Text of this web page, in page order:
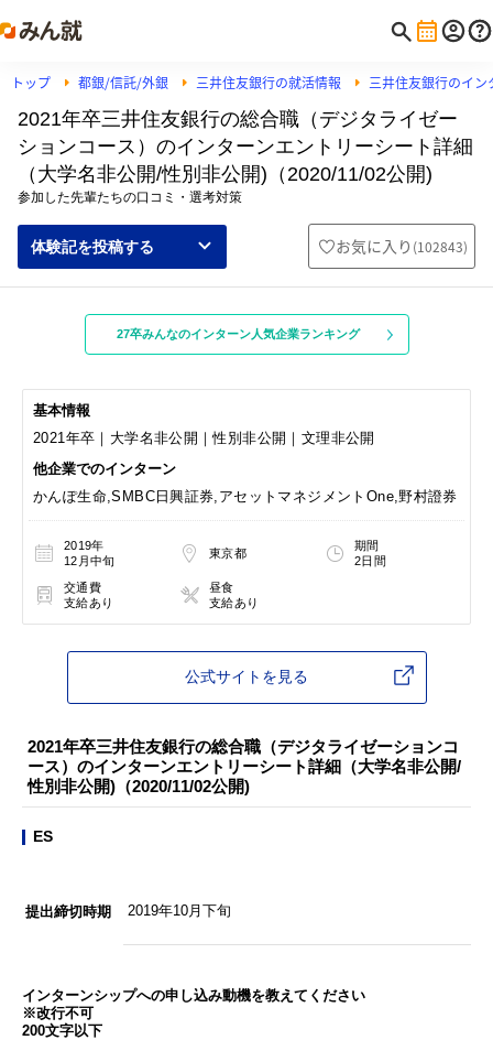
トップ 都銀/信託/外銀 三井住友銀行の就活情報 三井住友銀行のイン
2021年卒三井住友銀行の総合職（デジタライゼー
ションコース）のインターンエントリーシート詳細
（大学名非公開/性別非公開)（2020/11/02公開)
参加した先輩たちの口コミ・選考対策
体験記を投稿する お気に入り (102843)
27卒みんなのインターン人気企業ランキング
基本情報
2021年卒｜大学名非公開｜性別非公開｜文理非公開
他企業でのインターン
かんぽ生命,SMBC日興証券,アセットマネジメントOne,野村證券
2019年
12月中旬
東京都
期間
2日間
交通費
支給あり
昼食
支給あり
公式サイトを見る
2021年卒三井住友銀行の総合職（デジタライゼーションコ
ース）のインターンエントリーシート詳細（大学名非公開/
性別非公開)（2020/11/02公開)
ES
提出締切時期 2019年10月下旬
インターンシップへの申し込み動機を教えてください
※改行不可
200文字以下